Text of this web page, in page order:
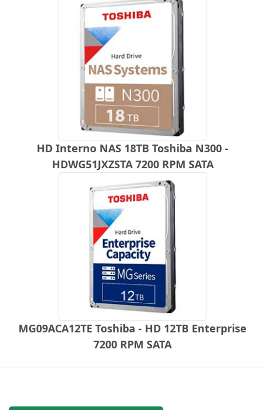
HD Interno NAS 18TB Toshiba N300 -
HDWG51JXZSTA 7200 RPM SATA
MG09ACA12TE Toshiba - HD 12TB Enterprise
7200 RPM SATA